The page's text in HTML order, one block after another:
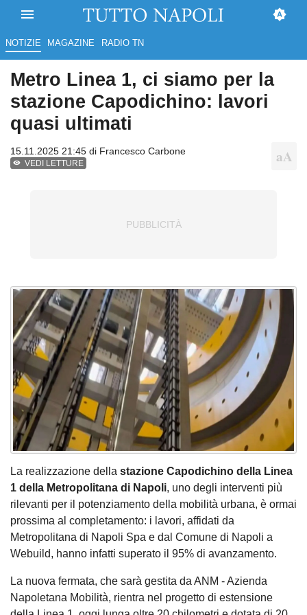
NOTIZIE MAGAZINE RADIO TN
Metro Linea 1, ci siamo per la
stazione Capodichino: lavori
quasi ultimati
15.11.2025 21:45 di Francesco Carbone
VEDI LETTURE
La realizzazione della stazione Capodichino della Linea
1 della Metropolitana di Napoli, uno degli interventi più
rilevanti per il potenziamento della mobilità urbana, è ormai
prossima al completamento: i lavori, affidati da
Metropolitana di Napoli Spa e dal Comune di Napoli a
Webuild, hanno infatti superato il 95% di avanzamento.
La nuova fermata, che sarà gestita da ANM - Azienda
Napoletana Mobilità, rientra nel progetto di estensione